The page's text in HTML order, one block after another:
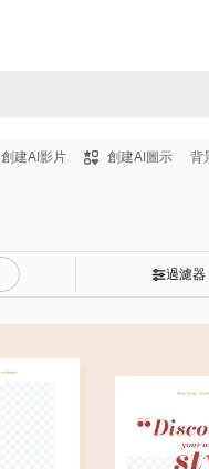
創建AI影片 創建AI圖示 背
過濾器